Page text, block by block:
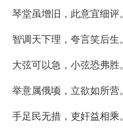
琴堂虽增旧，此意宜细评。
智调天下理，夸言笑后生。
大弦可以急，小弦恐弗胜。
举意属俄顷，立欲如所营。
手足民无措，吏奸益相乘。